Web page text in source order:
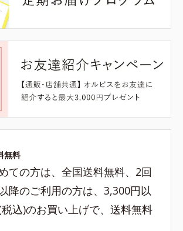
無料
ての方は、全国送料無料、2回
降のご利用の方は、3,300円以
(税込)のお買い上げで、送料無料